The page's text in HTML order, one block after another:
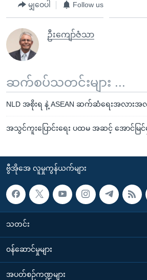
မျှဝေပါ Follow us
ဦးကျော်ဇံသာ
ဆက်စပ်သတင်းများ ...
NLD အစိုးရ နဲ့ ASEAN ဆက်ဆံရေးအလားအ
အသွင်ကူးပြောင်းရေး ပထမ အဆင့် အောင်မြင်
ဗွီအိုအေ လူမှုကွန်ယက်များ
သတင်း
၀န်ဆောင်မှုများ
အပတ်စဉ်ကဏ္ဍများ